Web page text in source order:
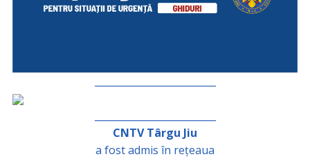
CNTV Târgu Jiu
a fost admis în rețeaua